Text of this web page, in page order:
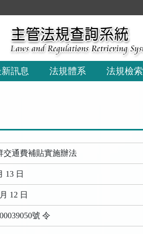
訊息 法規體系 法規檢索
交通費補貼實施辦法
13 日
12 日
號 令